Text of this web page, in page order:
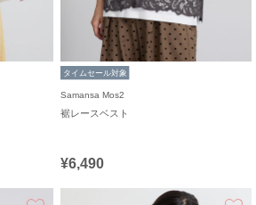
タイムセール対象
Samansa Mos2
裾レースベスト
¥6,490